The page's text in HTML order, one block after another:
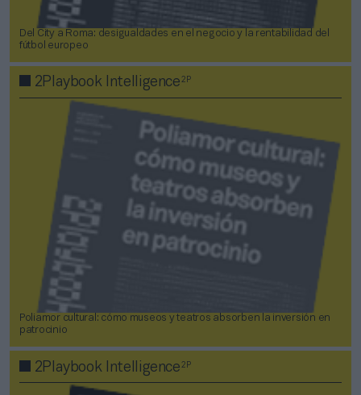
Del City a Roma: desigualdades en el negocio y la rentabilidad del
fútbol europeo
2Playbook Intelligence2P
Poliamor cultural: cómo museos y teatros absorben la inversión en
patrocinio
2Playbook Intelligence2P